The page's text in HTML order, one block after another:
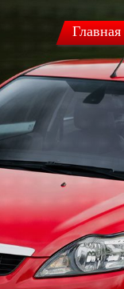
Главная